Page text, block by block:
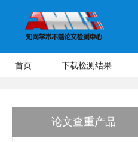
首页 下载检测结果
论文查重产品